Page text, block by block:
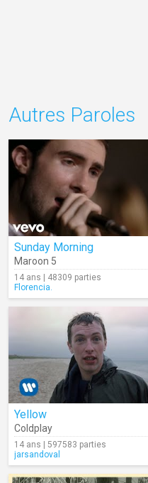
Autres Paroles
Sunday Morning
Maroon 5
14 ans | 48309 parties
Florencia.
Yellow
Coldplay
14 ans | 597583 parties
jarsandoval